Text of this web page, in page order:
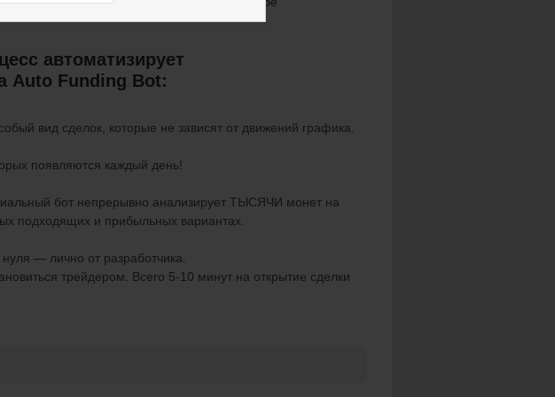
автоматизирует
Auto Funding Bot:
вид сделок, которые не зависят от движений графика.
появляются каждый день!
бот непрерывно анализирует ТЫСЯЧИ монет на
подходящих и прибыльных вариантах.
нуля — лично от разработчика.
трейдером. Всего 5-10 минут на открытие сделки